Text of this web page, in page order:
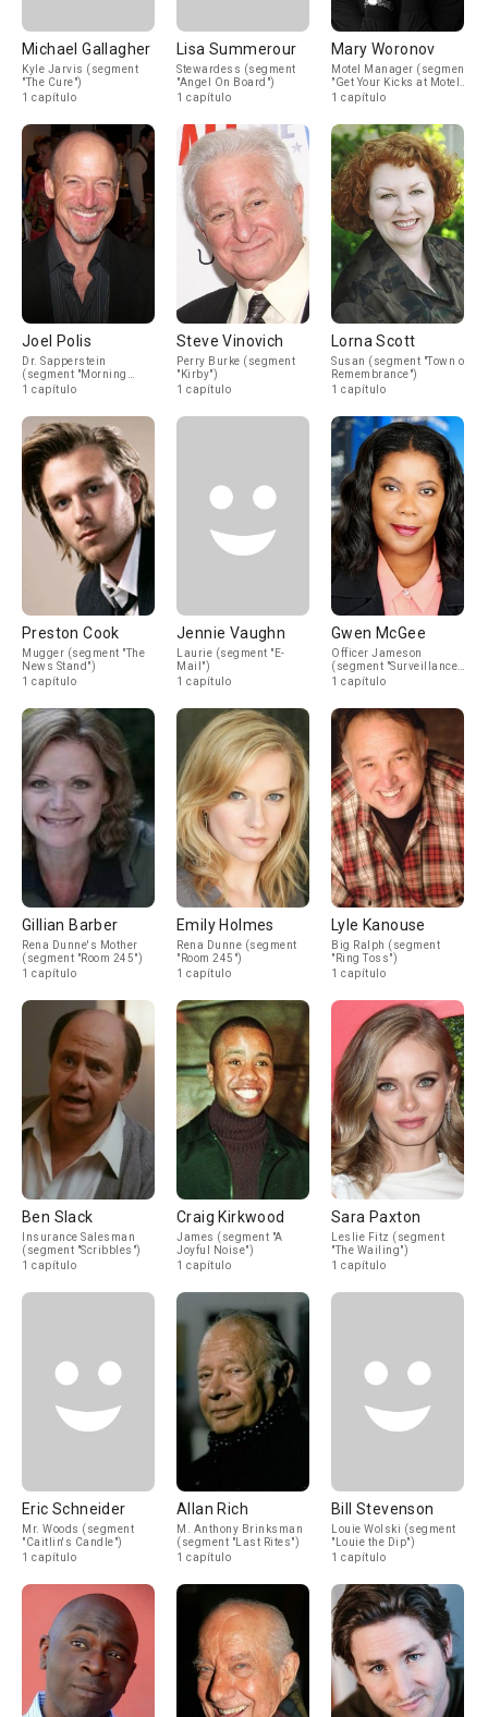
Michael Gallagher
Kyle Jarvis (segment
"The Cure")
1 capítulo
Lisa Summerour
Stewardess (segment
"Angel On Board")
1 capítulo
Mary Woronov
Motel Manager (segment
"Get Your Kicks at Motel
66")
1 capítulo
Joel Polis
Dr. Sapperstein
(segment "Morning
Sickness")
1 capítulo
Steve Vinovich
Perry Burke (segment
"Kirby")
1 capítulo
Lorna Scott
Susan (segment "Town of
Remembrance")
1 capítulo
Preston Cook
Mugger (segment "The
News Stand")
1 capítulo
Jennie Vaughn
Laurie (segment "E-
Mail")
1 capítulo
Gwen McGee
Officer Jameson
(segment "Surveillance
Camera")
1 capítulo
Gillian Barber
Rena Dunne's Mother
(segment "Room 245")
1 capítulo
Emily Holmes
Rena Dunne (segment
"Room 245")
1 capítulo
Lyle Kanouse
Big Ralph (segment
"Ring Toss")
1 capítulo
Ben Slack
Insurance Salesman
(segment "Scribbles")
1 capítulo
Craig Kirkwood
James (segment "A
Joyful Noise")
1 capítulo
Sara Paxton
Leslie Fitz (segment
"The Wailing")
1 capítulo
Eric Schneider
Mr. Woods (segment
"Caitlin's Candle")
1 capítulo
Allan Rich
M. Anthony Brinksman
(segment "Last Rites")
1 capítulo
Bill Stevenson
Louie Wolski (segment
"Louie the Dip")
1 capítulo